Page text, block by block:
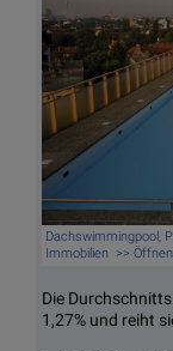
Dachswimmingpool,
Immobilien >>
Die
1,27% und reiht